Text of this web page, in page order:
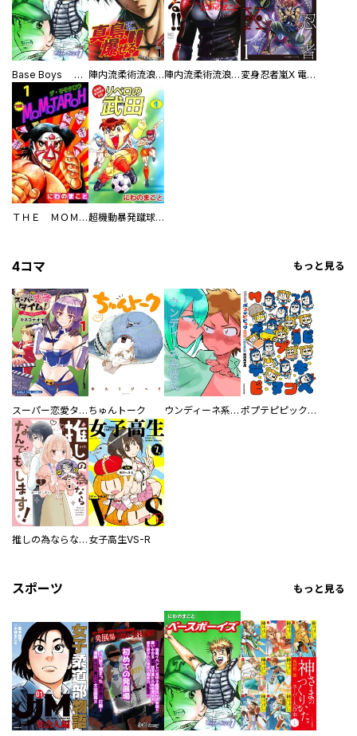
Base Boys 新装版 陣内流柔術流浪伝 真島、爆ぜる！！ 陣内流柔術流浪伝 真島、爆ぜる！！ 変身忍者嵐X 電子版
ＴＨＥ ＭＯＭＯＴＡＲＯＨ 超機動暴発蹴球野郎 リベロの武田
4コマ もっと見る
スーパー恋愛タイム！～現場でドＳな彼女は自宅でデレる～ ちゅんトーク ウンディーネ系彼氏 ポプテピピック SEASON EIGHT
推しの為ならなんでもします！ 女子高生VS-R
スポーツ もっと見る